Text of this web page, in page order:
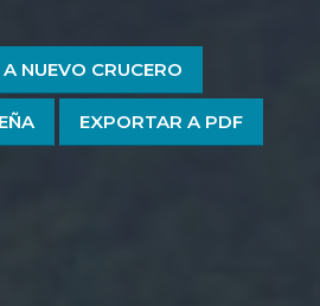
NUEVO CRUCERO
EXPORTAR A PDF